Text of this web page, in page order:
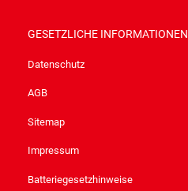
GESETZLICHE INFORMATIONEN
Datenschutz
AGB
Sitemap
Impressum
Batteriegesetzhinweise